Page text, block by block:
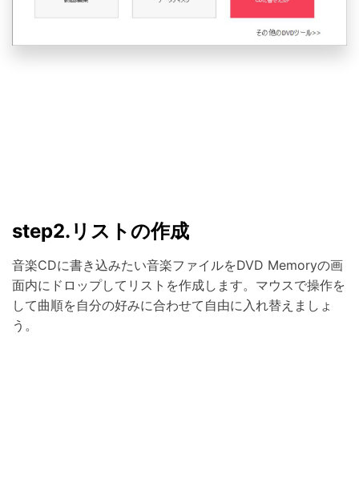
step2.リストの作成
音楽CDに書き込みたい音楽ファイルをDVD Memoryの画
面内にドロップしてリストを作成します。マウスで操作を
して曲順を自分の好みに合わせて自由に入れ替えましょ
う。